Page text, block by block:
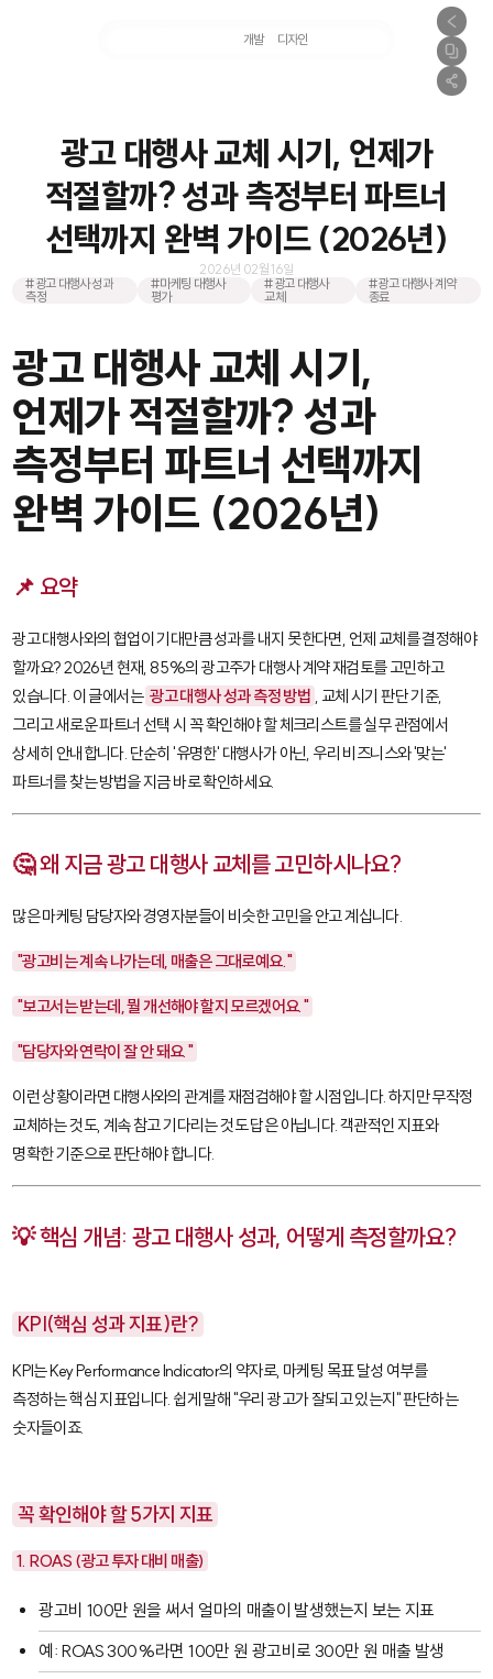
개발 디자인
광고 대행사 교체 시기, 언제가
적절할까? 성과 측정부터 파트너
선택까지 완벽 가이드 (2026년)
2026년 02월 16일
#광고 대행사 성과
측정
#마케팅 대행사
평가
#광고 대행사
교체
#광고 대행사 계약
종료
광고 대행사 교체 시기,
언제가 적절할까? 성과
측정부터 파트너 선택까지
완벽 가이드 (2026년)
📌 요약
광고 대행사와의 협업이 기대만큼 성과를 내지 못한다면, 언제 교체를 결정해야
할까요? 2026년 현재, 85%의 광고주가 대행사 계약 재검토를 고민하고
있습니다. 이 글에서는 광고 대행사 성과 측정 방법 , 교체 시기 판단 기준,
그리고 새로운 파트너 선택 시 꼭 확인해야 할 체크리스트를 실무 관점에서
상세히 안내합니다. 단순히 '유명한' 대행사가 아닌, 우리 비즈니스와 '맞는'
파트너를 찾는 방법을 지금 바로 확인하세요.
🤔 왜 지금 광고 대행사 교체를 고민하시나요?
많은 마케팅 담당자와 경영자분들이 비슷한 고민을 안고 계십니다.
"광고비는 계속 나가는데, 매출은 그대로예요."
"보고서는 받는데, 뭘 개선해야 할지 모르겠어요."
"담당자와 연락이 잘 안 돼요."
이런 상황이라면 대행사와의 관계를 재점검해야 할 시점입니다. 하지만 무작정
교체하는 것도, 계속 참고 기다리는 것도 답은 아닙니다. 객관적인 지표와
명확한 기준으로 판단해야 합니다.
💡 핵심 개념: 광고 대행사 성과, 어떻게 측정할까요?
KPI(핵심 성과 지표)란?
KPI는 Key Performance Indicator의 약자로, 마케팅 목표 달성 여부를
측정하는 핵심 지표입니다. 쉽게 말해 "우리 광고가 잘되고 있는지" 판단하는
숫자들이죠.
꼭 확인해야 할 5가지 지표
1. ROAS (광고 투자 대비 매출)
광고비 100만 원을 써서 얼마의 매출이 발생했는지 보는 지표
예: ROAS 300%라면 100만 원 광고비로 300만 원 매출 발생